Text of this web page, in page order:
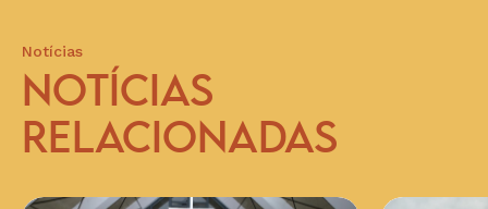
Notícias
NOTÍCIAS
RELACIONADAS